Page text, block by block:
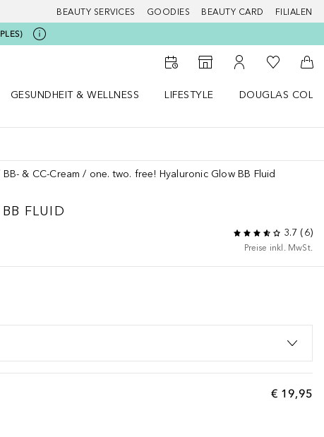
BEAUTY SERVICES GOODIES BEAUTY CARD FILIALEN
Zum Storefinder
Zu Meinem
Zu Meiner
GESUNDHEIT & WELLNESS
LIFESTYLE
DOUGLAS
BB- & CC-Cream one. two. free! Hyaluronic Glow BB Fluid
FLUID
3.7 (6)
Preise inkl. MwSt.
€ 19,95